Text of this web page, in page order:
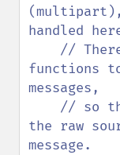
handled
functions to
messages,
the raw
message.